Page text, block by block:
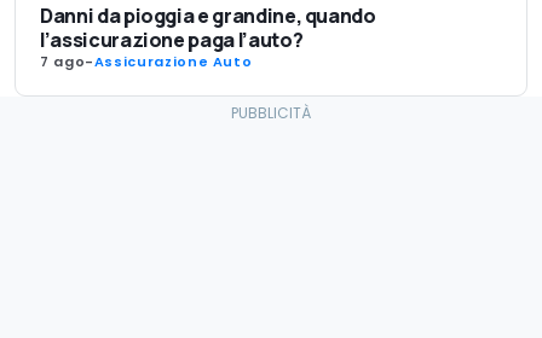
Danni da pioggia e grandine, quando
l’assicurazione paga l’auto?
7 ago-Assicurazione Auto